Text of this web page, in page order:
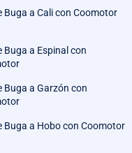
Buga a Cali con Coomotor
Buga a Espinal con
Buga a Garzón con
Buga a Hobo con Coomotor